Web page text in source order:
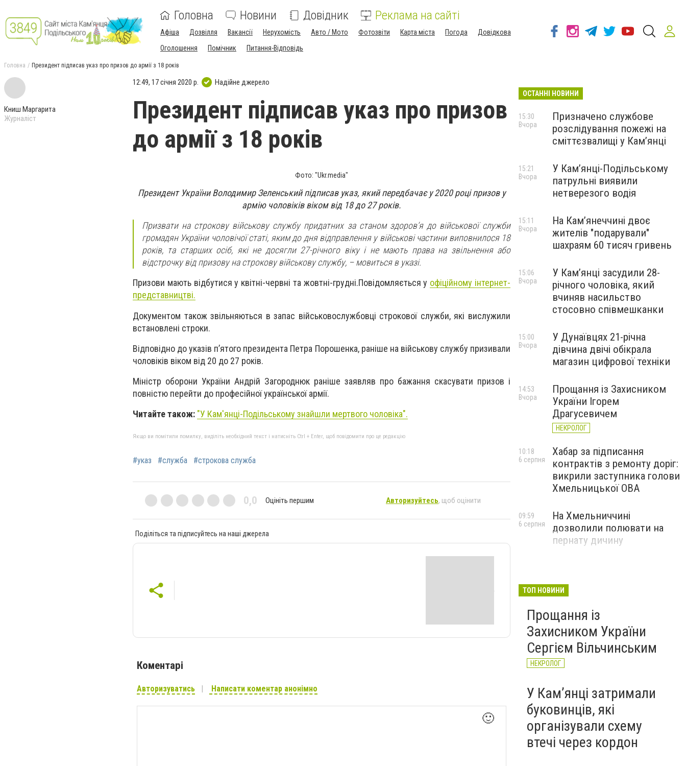
Головна Новини Довідник Реклама на сайті
Афіша Дозвілля Вакансії Нерухомість Авто / Мото Фотозвіти Карта міста Погода
Довідкова
Оголошення
Помічник Питання-Відповідь
Головна Президент підписав указ про призов до армії з 18 років
Книш Маргарита
Журналіст
12:49, 17 січня 2020 р. Надійне джерело
Президент підписав указ про призов
до армії з 18 років
Фото: "Ukr.media"
Президент України Володимир Зеленський підписав указ, який передбачає у 2020 році призов у
армію чоловіків віком від 18 до 27 років.
Призвати на строкову військову службу придатних за станом здоров’я до військової служби
громадян України чоловічої статі, яким до дня відправлення у військові частини виповнилося 18
років, та старших осіб, які не досягли 27-річного віку і не мають права на звільнення або
відстрочку від призову на строкову військову службу, – мовиться в указі.
Призови мають відбутися y квітні-червні та жовтні-грудні.Повідомляється у офіційному інтернет-
представництві.
Документом також звільняються в запас військовослужбовці строкової служби, які вислужили
встановлені строки.
Відповідно до указів п’ятого президента Петра Порошенка, раніше на військову службу призивали
чоловіків віком від 20 до 27 років.
Міністр оборони України Андрій Загороднюк раніше заявляв про бажання скасувати призов і
повністю перейти до професійної української армії.
Читайте також: "У Кам'янці-Подільському знайшли мертвого чоловіка".
Якщо ви помітили помилку, виділіть необхідний текст і натисніть Ctrl + Enter, щоб повідомити про це редакцію
#указ #служба #строкова служба
0,0 Оцініть першим Авторизуйтесь, щоб оцінити
Поділіться та підписуйтесь на наші джерела
Коментарі
Авторизуватись Написати коментар анонімно
🙂
ОСТАННІ НОВИНИ
Призначено службове
розслідування пожежі на
сміттєзвалищі у Кам’янці
15:30
Вчора
У Кам’янці-Подільському
патрульні виявили
нетверезого водія
15:21
Вчора
На Камʼянеччині двоє
жителів "подарували"
шахраям 60 тисяч гривень
15:11
Вчора
У Камʼянці засудили 28-
річного чоловіка, який
вчиняв насильство
стосовно співмешканки
15:06
Вчора
У Дунаївцях 21-річна
дівчина двічі обікрала
магазин цифрової техніки
15:00
Вчора
Прощання із Захисником
України Ігорем
Драгусевичем
НЕКРОЛОГ
14:53
Вчора
Хабар за підписання
контрактів з ремонту доріг:
викрили заступника голови
Хмельницької ОВА
10:18
6 серпня
На Хмельниччині
дозволили полювати на
пернату дичину
09:59
6 серпня
ТОП НОВИНИ
Прощання із
Захисником України
Сергієм Вільчинським
НЕКРОЛОГ
У Кам’янці затримали
буковинців, які
організували схему
втечі через кордон